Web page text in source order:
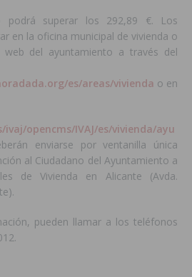
podrá superar los 292,89 €. Los
en la oficina municipal de vivienda o
web del ayuntamiento a través del
es/areas/vivienda o en
opencms/IVAJ/es/vivienda/ayu
enviarse por ventanilla única
al Ciudadano del Ayuntamiento a
de Vivienda en Alicante (Avda.
pueden llamar a los teléfonos